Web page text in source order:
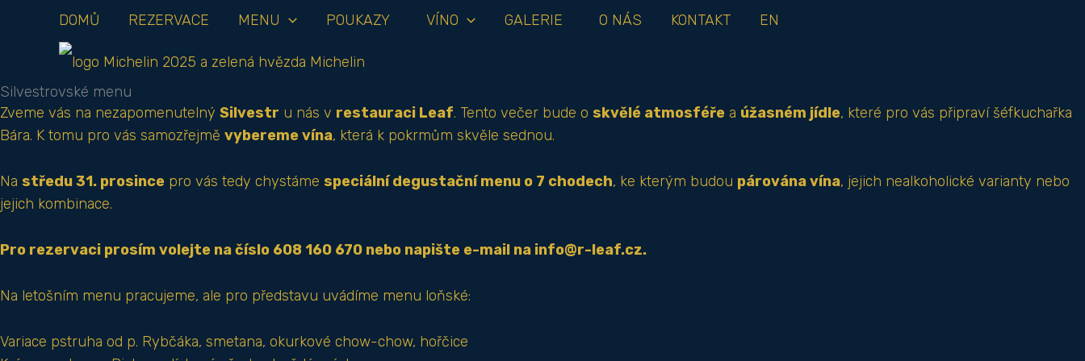
DOMŮ REZERVACE MENU POUKAZY VÍNO GALERIE O NÁS KONTAKT EN
Silvestrovské menu
Zveme vás na nezapomenutelný Silvestr u nás v restauraci Leaf. Tento večer bude o skvělé atmosféře a úžasném jídle, které pro vás připraví šéfkuchařka
Bára. K tomu pro vás samozřejmě vybereme vína, která k pokrmům skvěle sednou.
Na středu 31. prosince pro vás tedy chystáme speciální degustační menu o 7 chodech, ke kterým budou párována vína, jejich nealkoholické varianty nebo
jejich kombinace.
Pro rezervaci prosím volejte na číslo 608 160 670 nebo napište e-mail na info@r-leaf.cz.
Na letošním menu pracujeme, ale pro představu uvádíme menu loňské:
Variace pstruha od p. Rybčáka, smetana, okurkové chow-chow, hořčice